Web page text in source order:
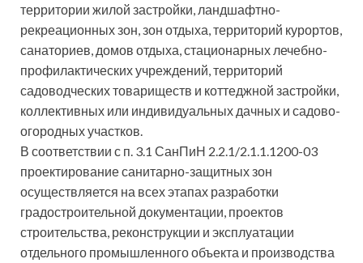
территории жилой застройки, ландшафтно-
рекреационных зон, зон отдыха, территорий курортов,
санаториев, домов отдыха, стационарных лечебно-
профилактических учреждений, территорий
садоводческих товариществ и коттеджной застройки,
коллективных или индивидуальных дачных и садово-
огородных участков.
В соответствии с п. 3.1 СанПиН 2.2.1/2.1.1.1200-03
проектирование санитарно-защитных зон
осуществляется на всех этапах разработки
градостроительной документации, проектов
строительства, реконструкции и эксплуатации
отдельного промышленного объекта и производства